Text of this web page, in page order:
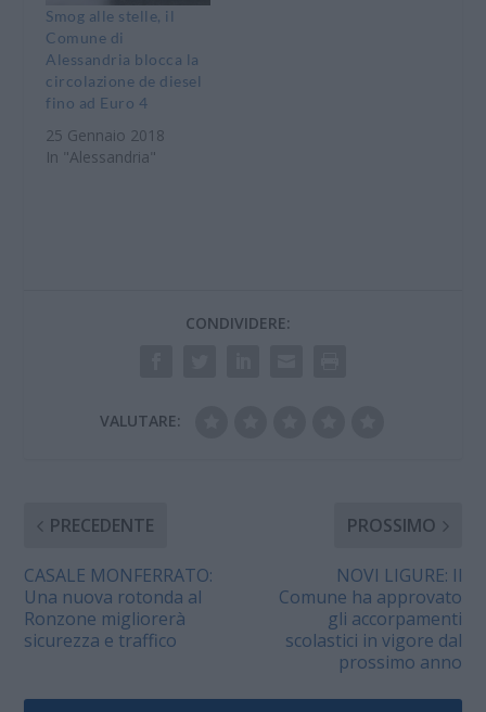
qualità dell’aria,
cercando altresì di
offrire occasioni piu’
preziose di vita…
Smog alle stelle, il
Comune di
Alessandria blocca la
circolazione de diesel
fino ad Euro 4
25 Gennaio 2018
In "Alessandria"
CONDIVIDERE:
VALUTARE:
PRECEDENTE
CASALE MONFERRATO:
Una nuova rotonda al
Ronzone migliorerà
sicurezza e traffico
PROSSIMO
NOVI LIGURE: Il
Comune ha approvato
gli accorpamenti
scolastici in vigore dal
prossimo anno